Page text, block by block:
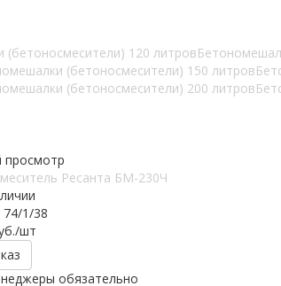
(бетоносмесители) 120 литров
(бетоносмесители) 150 литров
(бетоносмесители) 200 литров
просмотр
Ресанта БМ-230Ч
74/1/38
/шт
обязательно